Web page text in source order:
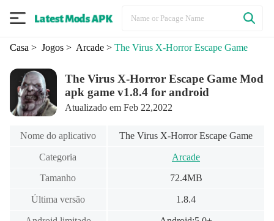
Casa > Jogos> Arcade> The Virus X-Horror Escape Game
The Virus X-Horror Escape Game Mod
apk game v1.8.4 for android
Atualizado em Feb 22,2022
Nome do aplicativo The Virus X-Horror Escape Game
Categoria Arcade
Tamanho 72.4MB
Última versão 1.8.4